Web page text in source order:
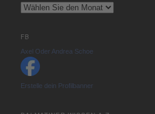
Archiv
FB
Axel Oder Andrea Schoe
Erstelle dein Profilbanner